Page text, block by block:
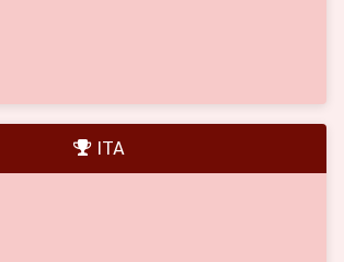
ITA